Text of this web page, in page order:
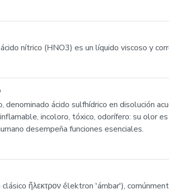
nítrico (HNO3) es un líquido viscoso y
denominado ácido sulfhídrico en disolución
incoloro, tóxico, odorífero: su olor
desempeña funciones esenciales.
ἤλεκτρον ḗlektron 'ámbar'),